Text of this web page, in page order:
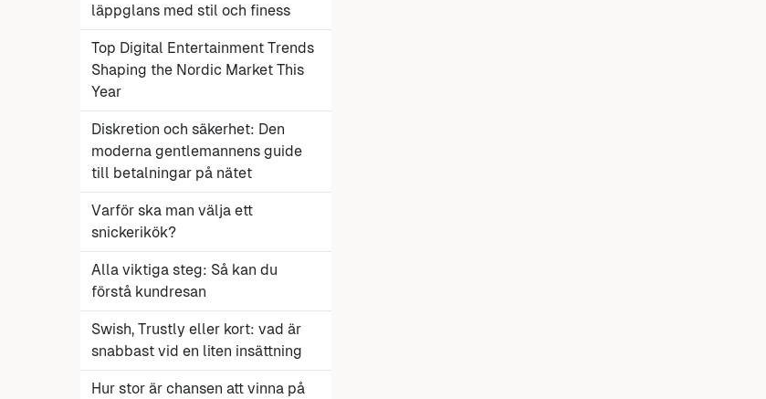
läppglans med stil och finess
Top Digital Entertainment Trends
Shaping the Nordic Market This
Year
Diskretion och säkerhet: Den
moderna gentlemannens guide
till betalningar på nätet
Varför ska man välja ett
snickerikök?
Alla viktiga steg: Så kan du
förstå kundresan
Swish, Trustly eller kort: vad är
snabbast vid en liten insättning
Hur stor är chansen att vinna på